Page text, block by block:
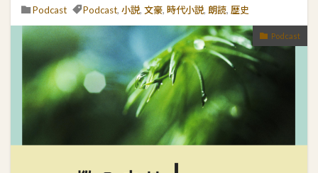
Podcast Podcast, 小説, 文豪, 時代小説, 朗読, 歴史
Podcast